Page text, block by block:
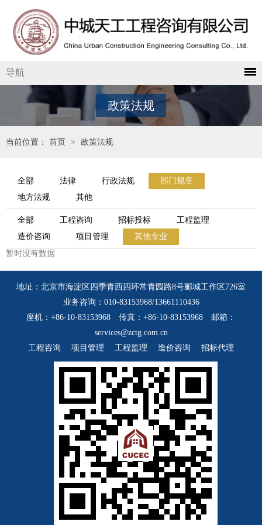
导航
政策法规
当前位置： 首页 > 政策法规
全部 法律 行政法规
部门规章
地方法规
其他
全部 工程咨询 招标投标
工程监理
造价咨询
项目管理
其他专业
暂时没有数据
地址：北京市海淀区四季青西四环常青园路8号郦城工作区726室
业务咨询：010-83153968/13661110436
座机：+86-10-83153968 传真：+86-10-83153968 邮箱：
services@zctg.com.cn
工程咨询
项目管理 工程监理 造价咨询 招标代理